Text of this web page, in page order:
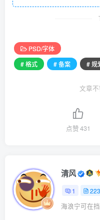
PSD/字体
# 格式
# 备案 # 规
文章不
点赞431
清风
1
海浪宁可在